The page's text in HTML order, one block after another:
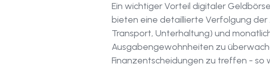
Ein wichtiger Vorteil digitaler
bieten eine detaillierte Verfolgung der
Transport, Unterhaltung) und
Ausgabengewohnheiten zu
Finanzentscheidungen zu treffen - so